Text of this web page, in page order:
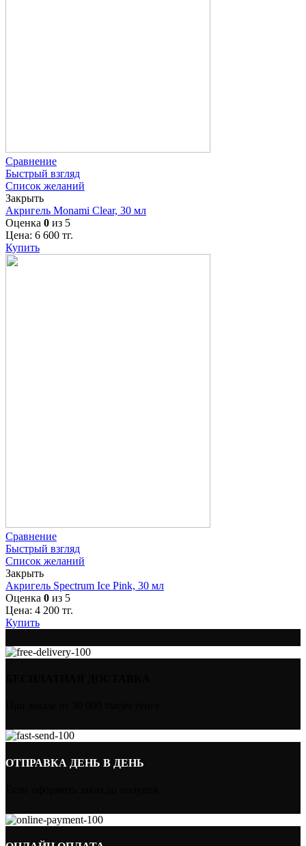
Сравнение
Быстрый взгляд
Список желаний
Закрыть
Акригель Monami Clear, 30 мл
Оценка 0 из 5
Цена: 6 600 тг.
Купить
Сравнение
Быстрый взгляд
Список желаний
Закрыть
Акригель Spectrum Ice Pink, 30 мл
Оценка 0 из 5
Цена: 4 200 тг.
Купить
ОТПРАВКА ДЕНЬ В ДЕНЬ